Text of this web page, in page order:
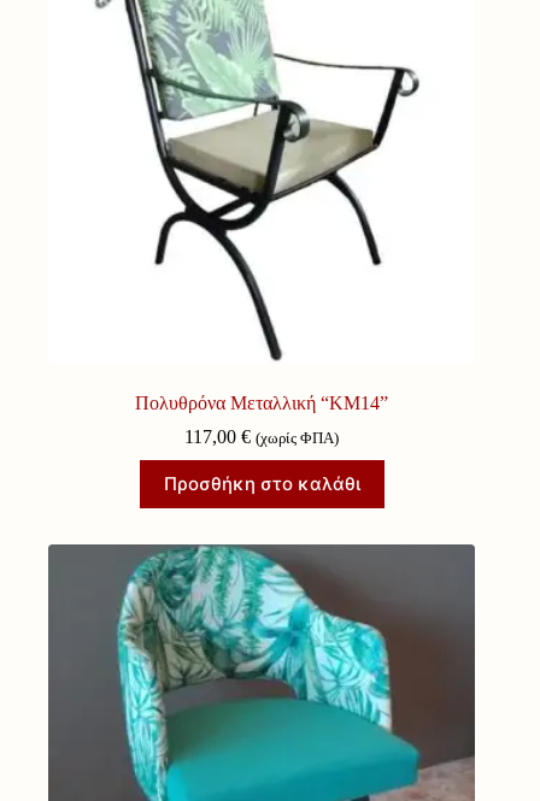
Πολυθρόνα Μεταλλική “ΚΜ14”
117,00€ (χωρίς ΦΠΑ)
Προσθήκη στο καλάθι